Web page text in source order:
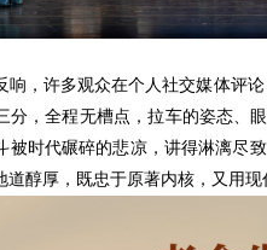
响，许多观众在个人社交媒体评
分，全程无槽点，拉车的姿态、
被时代碾碎的悲凉，讲得淋漓尽
道醇厚，既忠于原著内核，又用